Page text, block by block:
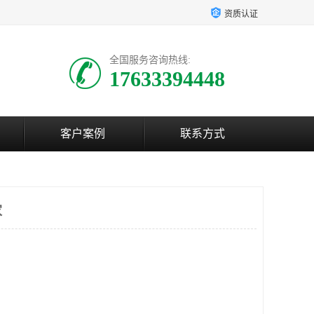
资质认证
全国服务咨询热线:
17633394448
客户案例 联系方式